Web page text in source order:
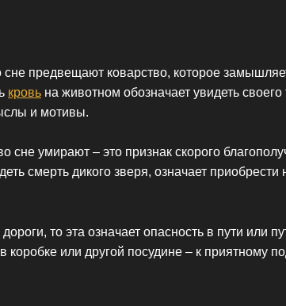
предвещают коварство, которое
кровь на животном обозначает увидеть своего
и мотивы.
умирают – это признак скорого
смерть дикого зверя, означает приобрести
то эта означает опасность в пути или
коробке или другой посудине – к приятному